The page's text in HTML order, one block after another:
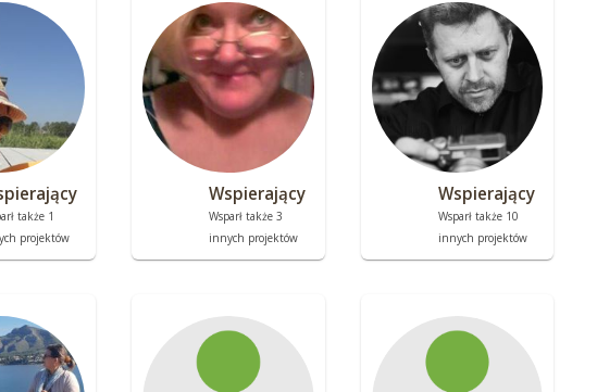
także 1
projektów
Wspierający
Wsparł także 3
innych projektów
Wspierający
Wsparł także 10
innych projektów